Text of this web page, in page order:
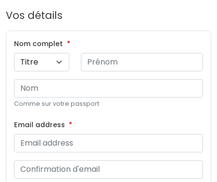
Vos détails
Nom complet
Comme sur votre passport
Email address